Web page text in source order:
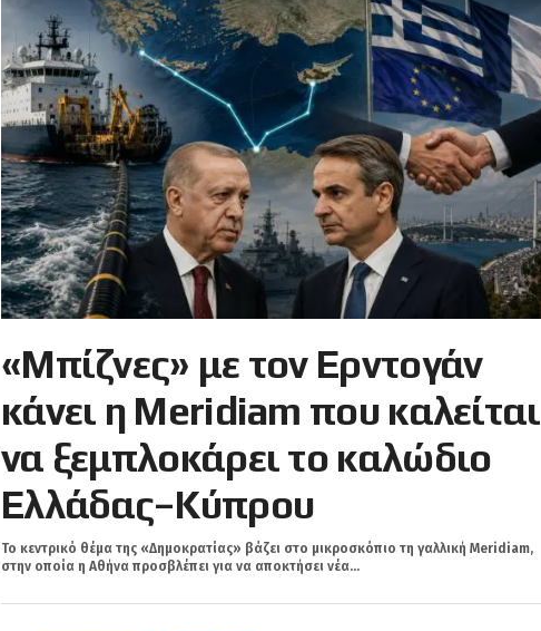
«Μπίζνες» με τον Ερντογάν
κάνει η Meridiam που καλείται
να ξεμπλοκάρει το καλώδιο
Ελλάδας–Κύπρου
Το κεντρικό θέμα της «Δημοκρατίας» βάζει στο μικροσκόπιο τη γαλλική Meridiam,
στην οποία η Αθήνα προσβλέπει για να αποκτήσει νέα...